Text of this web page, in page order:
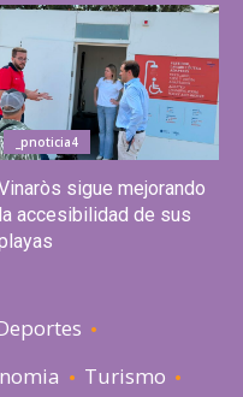
_pnoticia4
sigue mejorando
la accesibilidad de sus
Turismo